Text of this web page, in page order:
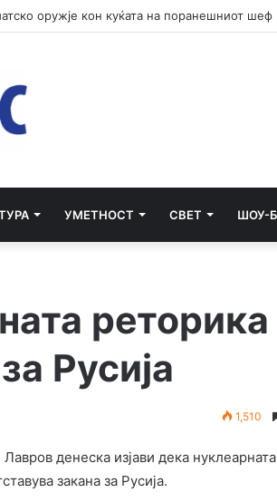
е потсетник дека мирот и стабилноста се
УМЕТНОСТ СВЕТ ШОУ-
реторика
Русија
1,510
денеска изјави дека
закана за Русија.